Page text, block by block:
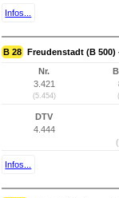
Infos...
B 28 Freudenstadt (B 500)
Nr.
3.421
(5.454)
DTV
4.444
Infos...